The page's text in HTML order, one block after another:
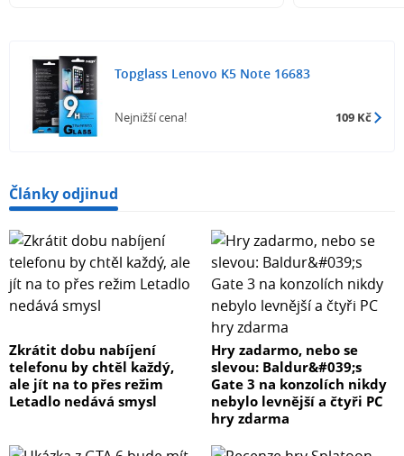
Topglass Lenovo K5 Note 16683
Nejnižší cena! 109 Kč
Články odjinud
Zkrátit dobu nabíjení
telefonu by chtěl každý,
ale jít na to přes režim
Letadlo nedává smysl
Hry zadarmo, nebo se
slevou: Baldur&#039;s
Gate 3 na konzolích nikdy
nebylo levnější a čtyři PC
hry zdarma